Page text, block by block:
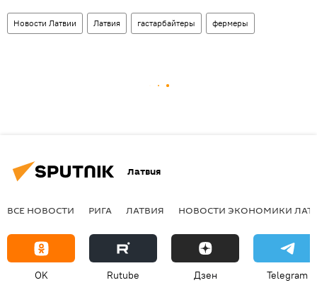
Новости Латвии Латвия гастарбайтеры фермеры
Латвия
ВСЕ НОВОСТИ РИГА ЛАТВИЯ НОВОСТИ ЭКОНОМИКИ
OK Rutube Дзен Telegram